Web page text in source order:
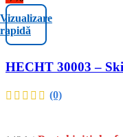
Vizualizare
rapidă
HECHT 30003 –
(0)